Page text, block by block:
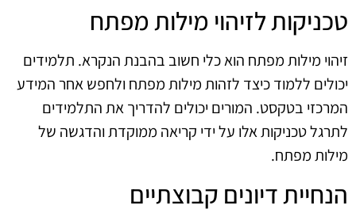
טכניקות לזיהוי מילות מפתח
זיהוי מילות מפתח הוא כלי חשוב בהבנת הנקרא. תלמידים
יכולים ללמוד כיצד לזהות מילות מפתח ולחפש אחר המידע
המרכזי בטקסט. המורים יכולים להדריך את התלמידים
לתרגל טכניקות אלו על ידי קריאה ממוקדת והדגשה של
מילות מפתח.
הנחיית דיונים קבוצתיים